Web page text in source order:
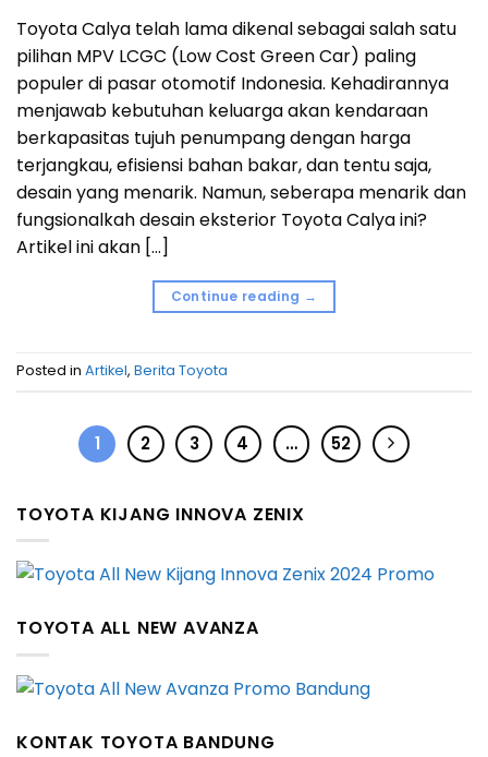
Toyota Calya telah lama dikenal sebagai salah satu
pilihan MPV LCGC (Low Cost Green Car) paling
populer di pasar otomotif Indonesia. Kehadirannya
menjawab kebutuhan keluarga akan kendaraan
berkapasitas tujuh penumpang dengan harga
terjangkau, efisiensi bahan bakar, dan tentu saja,
desain yang menarik. Namun, seberapa menarik dan
fungsionalkah desain eksterior Toyota Calya ini?
Artikel ini akan […]
Continue reading →
Posted in Artikel, Berita Toyota
1 2 3 4 … 52
TOYOTA KIJANG INNOVA ZENIX
TOYOTA ALL NEW AVANZA
KONTAK TOYOTA BANDUNG